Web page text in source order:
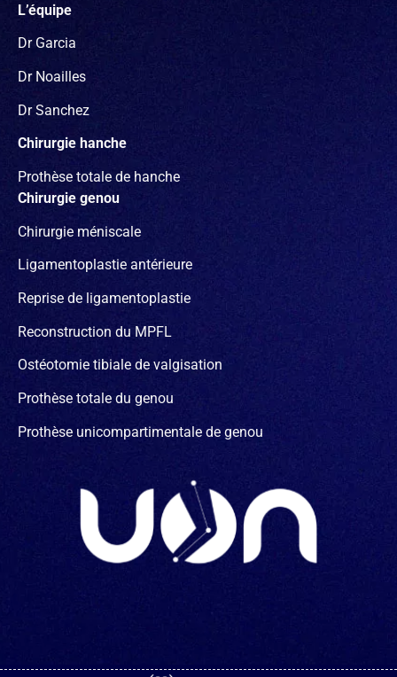
L’équipe
Dr Garcia
Dr Noailles
Dr Sanchez
Chirurgie hanche
Prothèse totale de hanche
Chirurgie genou
Chirurgie méniscale
Ligamentoplastie antérieure
Reprise de ligamentoplastie
Reconstruction du MPFL
Ostéotomie tibiale de valgisation
Prothèse totale du genou
Prothèse unicompartimentale de genou